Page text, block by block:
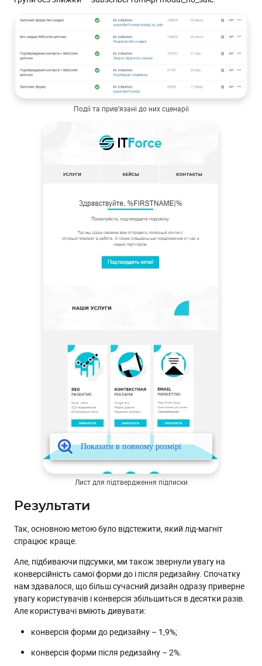
Події та прив’язані до них сценарії
Лист для підтвердження підписки
Результати
Так, основною метою було відстежити, який лід-магніт
спрацює краще.
Але, підбиваючи підсумки, ми також звернули увагу на
конверсійність самої форми до і після редизайну. Спочатку
нам здавалося, що більш сучасний дизайн одразу приверне
увагу користувачів і конверсія збільшиться в десятки разів.
Але користувачі вміють дивувати:
конверсія форми до редизайну – 1,9%;
конверсія форми після редизайну – 2%.